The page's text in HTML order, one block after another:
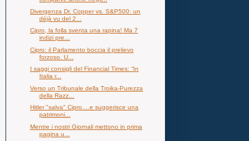
Divergenza Dr. Copper vs. S&P500: un
déjà vu del 2...
Cipro, la folla sventa una rapina! Ma 7
indizi pre...
Cipro: il Parlamento boccia il prelievo
forzoso. U...
I saggi consigli del Financial Times: “In
Italia r...
Verso un Tribunale della Troika-Purezza
della Razz...
Hitler "salva" Cipro....e suggerisce una
patrimoni...
Mentre i nostri Giornali mettono in prima
pagina u...